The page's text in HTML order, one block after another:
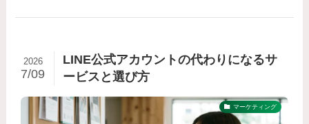
LINE公式アカウントの代わりになるサ
ービスと選び方
2026
7/09
マーケティング